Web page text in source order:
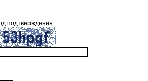
подтверждения: